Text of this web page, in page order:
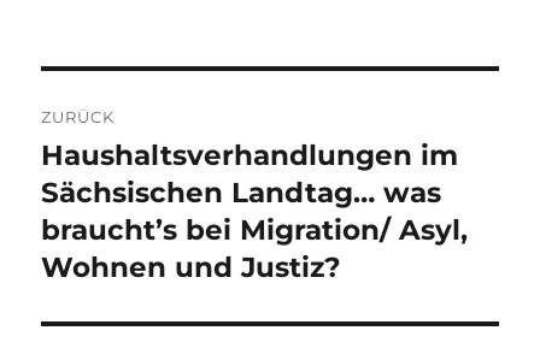
ZURÜCK
Vorheriger
Beitrag:
Haushaltsverhandlungen im
Sächsischen Landtag… was
braucht’s bei Migration/ Asyl,
Wohnen und Justiz?